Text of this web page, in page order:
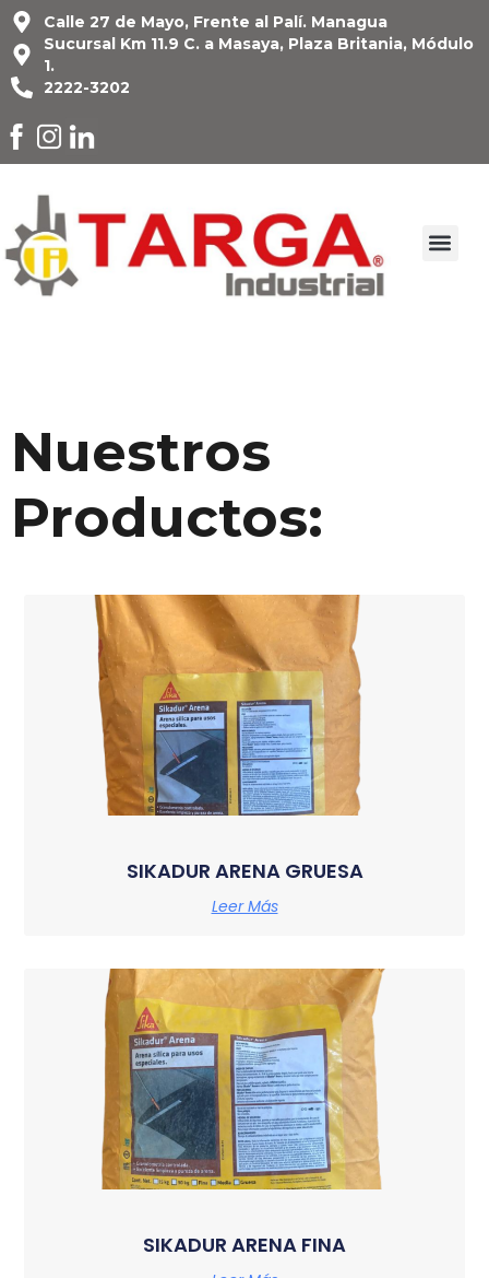
Calle 27 de Mayo, Frente al Palí. Managua
Sucursal Km 11.9 C. a Masaya, Plaza Britania, Módulo
1.
2222-3202
Nuestros
Productos:
SIKADUR ARENA GRUESA
Leer Más
SIKADUR ARENA FINA